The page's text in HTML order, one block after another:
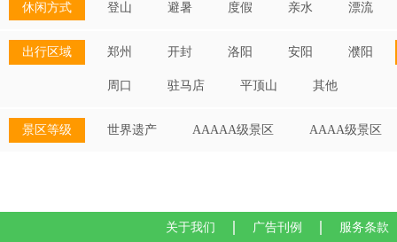
休闲方式 登山 避暑 度假 亲水 漂流
出行区域 郑州 开封 洛阳 安阳 濮阳
周口 驻马店 平顶山 其他
景区等级 世界遗产 AAAAA级景区 AAAA级景区
关于我们 广告刊例 服务条款